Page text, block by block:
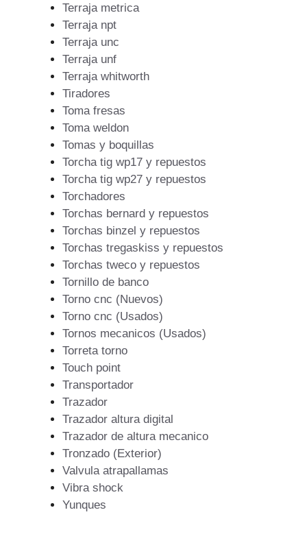
Terraja metrica
Terraja npt
Terraja unc
Terraja unf
Terraja whitworth
Tiradores
Toma fresas
Toma weldon
Tomas y boquillas
Torcha tig wp17 y repuestos
Torcha tig wp27 y repuestos
Torchadores
Torchas bernard y repuestos
Torchas binzel y repuestos
Torchas tregaskiss y repuestos
Torchas tweco y repuestos
Tornillo de banco
Torno cnc (Nuevos)
Torno cnc (Usados)
Tornos mecanicos (Usados)
Torreta torno
Touch point
Transportador
Trazador
Trazador altura digital
Trazador de altura mecanico
Tronzado (Exterior)
Valvula atrapallamas
Vibra shock
Yunques